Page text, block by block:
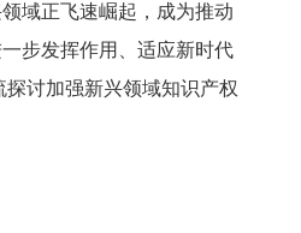
域正飞速崛起，成为推动
步发挥作用、适应新时代
探讨加强新兴领域知识产权